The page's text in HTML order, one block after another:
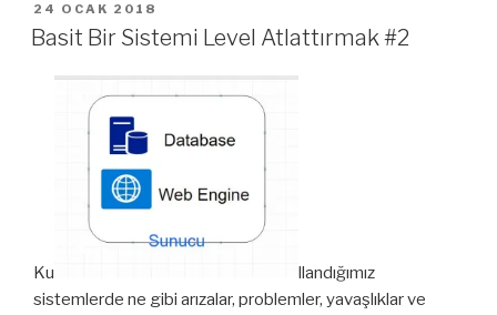
YAYIM
TARIHI
24 OCAK 2018
Basit Bir Sistemi Level Atlattırmak #2
Ku
llandığımız
sistemlerde ne gibi arızalar, problemler, yavaşlıklar ve